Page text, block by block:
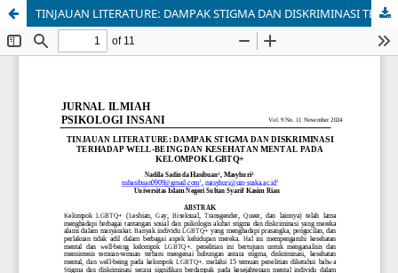
TINJAUAN LITERATURE: DAMPAK STIGMA DAN DISKRIMINASI TERHADAP WELL-BEING DAN KESEHATAN MENTAL PADA KELOMPOK LGBTQ+